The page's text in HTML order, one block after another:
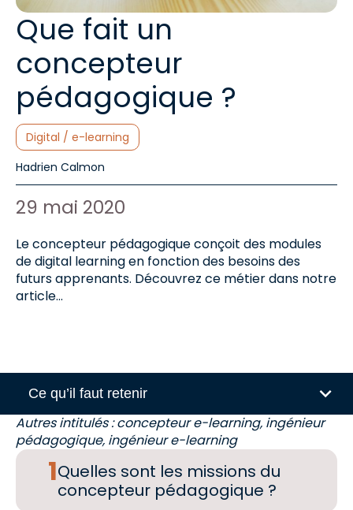
Que fait un
concepteur
pédagogique ?
Catégories :
Digital / e-learning
Auteur de l'article :
Hadrien Calmon
Date de publication :
29 mai 2020
Le concepteur pédagogique conçoit des modules
de digital learning en fonction des besoins des
futurs apprenants. Découvrez ce métier dans notre
article…
Autres intitulés : concepteur e-learning, ingénieur
pédagogique, ingénieur e-learning
Quelles sont les missions du
concepteur pédagogique ?
Ce qu’il faut retenir